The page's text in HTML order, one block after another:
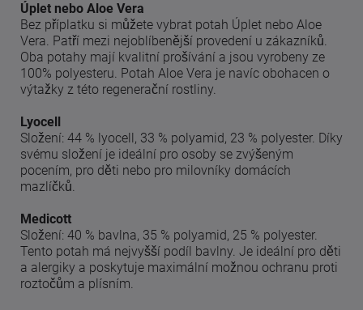
Úplet nebo Aloe Vera
Bez příplatku si můžete vybrat potah Úplet nebo Aloe
Vera. Patří mezi nejoblíbenější provedení u zákazníků.
Oba potahy mají kvalitní prošívání a jsou vyrobeny ze
100% polyesteru. Potah Aloe Vera je navíc obohacen o
výtažky z této regenerační rostliny.
Lyocell
Složení: 44 % lyocell, 33 % polyamid, 23 % polyester. Díky
svému složení je ideální pro osoby se zvýšeným
pocením, pro děti nebo pro milovníky domácích
mazlíčků.
Medicott
Složení: 40 % bavlna, 35 % polyamid, 25 % polyester.
Tento potah má nejvyšší podíl bavlny. Je ideální pro děti
a alergiky a poskytuje maximální možnou ochranu proti
roztočům a plísním.